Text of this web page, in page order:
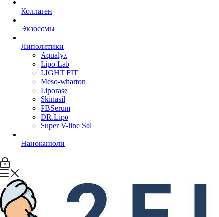
Коллаген
Экзосомы
Липолитики
Aqualyx
Lipo Lab
LIGHT FIT
Meso-wharton
Liporase
Skinasil
PBSerum
DR.Lipo
Super V-line Sol
Наноканюли